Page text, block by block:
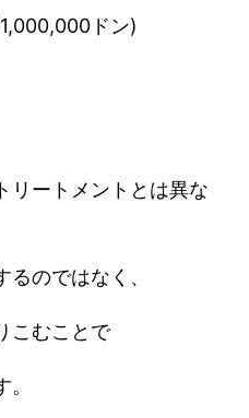
ドン)
リートメントとは異な
のではなく、
こむことで